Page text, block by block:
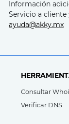
Información
Servicio a cliente
ayuda@akky.mx
Consultar
Verificar DNS